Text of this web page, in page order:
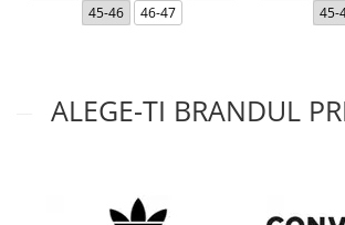
45-46
46-47
45-
ALEGE-TI BRANDUL